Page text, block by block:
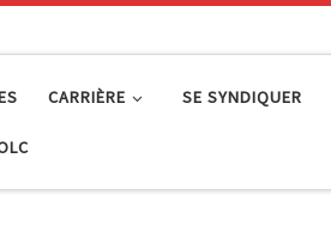
CARRIÈRE SE SYNDIQUER